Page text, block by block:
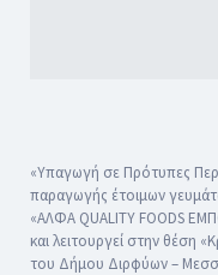
«Υπαγωγή σε Πρότυπες
παραγωγής έτοιμων
«ΑΛΦΑ QUALITY FOODS
και λειτουργεί στην θέση
του Δήμου Διρφύων –